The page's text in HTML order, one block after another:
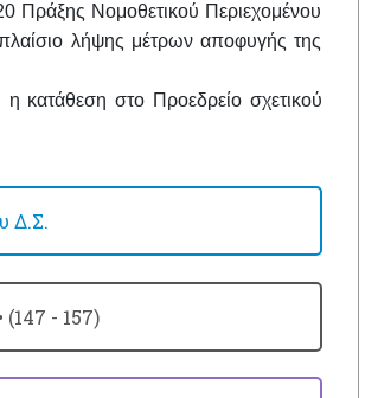
Πράξης Νομοθετικού Περιεχομένου
λήψης μέτρων αποφυγής της
η κατάθεση στο Προεδρείο σχετικού
Δ.Σ.
- 157)